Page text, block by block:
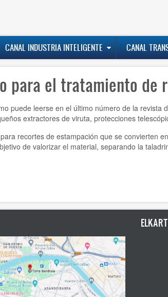
CANAL INDUSTRIA INTELIGENTE CANAL
para el tratamiento
puede leerse en el último número de la revista
extractores de viruta, protecciones
recortes de estampación que se convierten
de valorizar el material, separando la